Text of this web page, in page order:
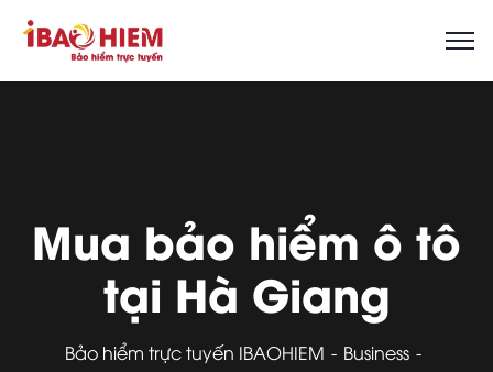
Mua bảo hiểm ô tô
tại Hà Giang
Bảo hiểm trực tuyến IBAOHIEM
Business